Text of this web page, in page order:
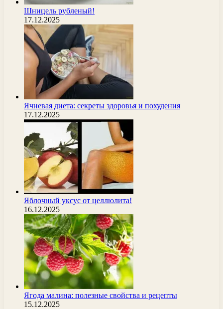
Шницель рубленый!
17.12.2025
Ячневая диета: секреты здоровья и похудения
17.12.2025
Яблочный уксус от целлюлита!
16.12.2025
Ягода малина: полезные свойства и рецепты
15.12.2025